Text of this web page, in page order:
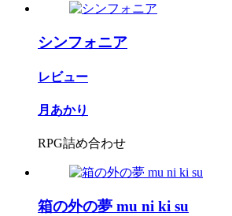
シンフォニア
レビュー
月あかり
RPG詰め合わせ
箱の外の夢 mu ni ki su